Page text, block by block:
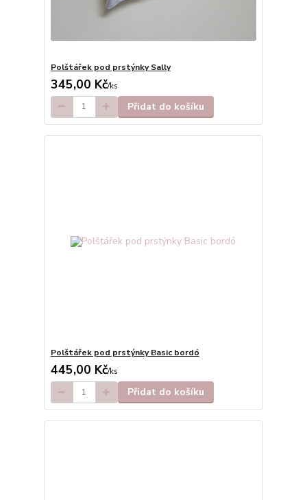
Polštářek pod prstýnky Sally
345,00 Kč/ks
Přidat do košíku
Polštářek pod prstýnky Basic bordó
445,00 Kč/ks
Přidat do košíku